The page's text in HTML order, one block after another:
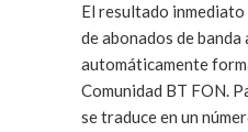
El resultado inmediato
de abonados de banda
automáticamente
Comunidad BT FON.
se traduce en un